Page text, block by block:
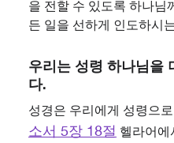
을 전할 수 있도록 하나님
든 일을 선하게 인도하시
우리는 성령 하나님을
다.
성경은 우리에게 성령으
소서 5장 18절 헬라어